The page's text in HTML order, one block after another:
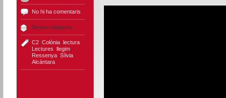
No hi ha comentaris
Sense categoria
C2, Colònia, lectura,
Lectures llegim,
Ressenya, Sílvia
Alcántara